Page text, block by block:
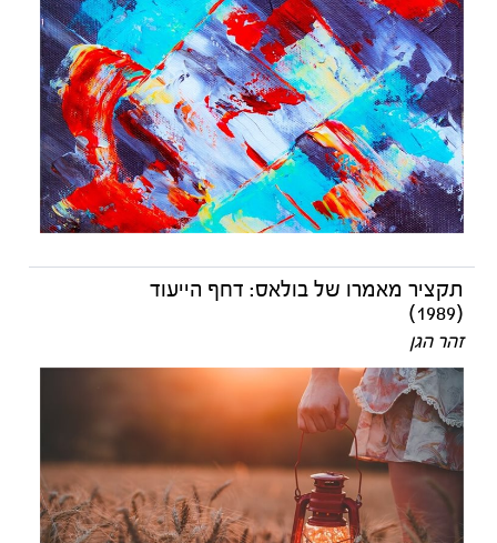
תקציר מאמרו של בולאס: דחף הייעוד
(1989)
זהר הגן